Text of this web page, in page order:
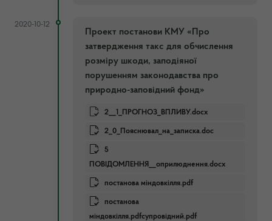
2020-10-12
Проект постанови КМУ «Про
затвердження такс для обчислення
розміру шкоди, заподіяної
порушенням законодавства про
природно-заповідний фонд»
2__1_ПРОГНОЗ_ВПЛИВУ.docx
2_0_Пояснювал_на_записка.doc
5
ПОВIДОМЛЕННЯ__оприлюднення.docx
постанова міндовкілля.pdf
постанова
міндовкілля.pdfсупровідний.pdf